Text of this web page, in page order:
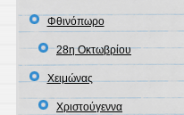
Φθινόπωρο
28η Οκτωβρίου
Χειμώνας
Χριστούγεννα